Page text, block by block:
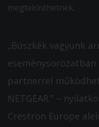
megtekinthetnek.
„Büszkék vagyunk
partnerrel
NETGEAR.” –
Crestron Europe